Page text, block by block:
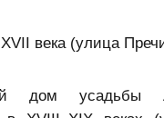
века (улица
дом усадьбы